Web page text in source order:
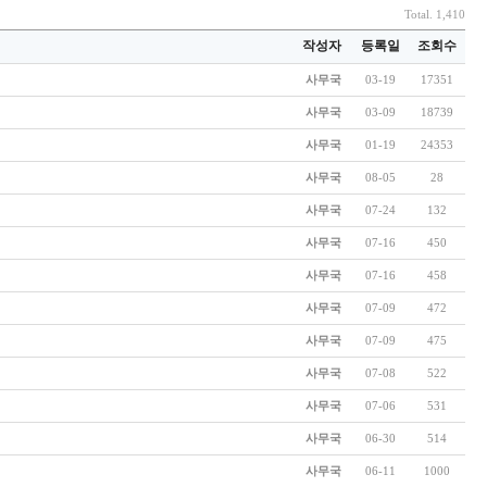
Total. 1,410
작성자 등록일 조회수
사무국 03-19 17351
사무국 03-09 18739
사무국 01-19 24353
사무국 08-05 28
사무국 07-24 132
사무국 07-16 450
사무국 07-16 458
사무국 07-09 472
사무국 07-09 475
사무국 07-08 522
사무국 07-06 531
사무국 06-30 514
사무국 06-11 1000